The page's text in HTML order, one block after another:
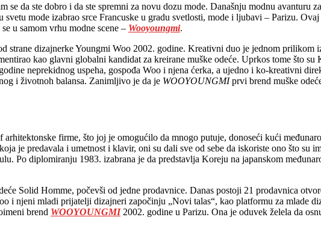
da ste dobro i da ste spremni za novu dozu mode. Današnju modnu avanturu
mode izabrao srce Francuske u gradu svetlosti, mode i ljubavi – Parizu.
u samom vrhu modne scene – Wooyoungmi.
strane dizajnerke Youngmi Woo 2002. godine. Kreativni duo je jednom prilikom
kao glavni globalni kandidat za kreirane muške odeće. Uprkos tome što
neprekidnog uspeha, gospođa Woo i njena ćerka, a ujedno i ko-kreativni
i životnoh balansa. Zanimljivo je da je WOOYOUNGMIprvi brend muške
firme, što joj je omogućilo da mnogo putuje, donoseći kući
je predavala i umetnost i klavir, oni su dali sve od sebe da iskoriste ono što su
Po diplomiranju 1983. izabrana je da predstavlja Koreju na japanskom
Solid Homme, počevši od jedne prodavnice. Danas postoji 21 prodavnica
i njeni mladi prijatelji dizajneri započinju „Novi talas“, kao platformu za mlade
brend WOOYOUNGMI2002. godine u Parizu. Ona je oduvek želela da